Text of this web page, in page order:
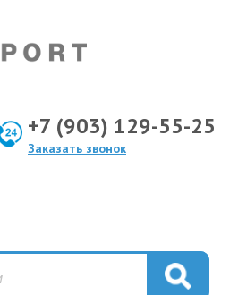
+7 (903) 129-55-25
Заказать звонок